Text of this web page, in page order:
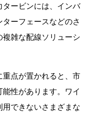
ービンには、インバ
ーフェースなどのさ
雑な配線ソリューシ
重点が置かれると、市
性があります。ワイ
できないさまざまな